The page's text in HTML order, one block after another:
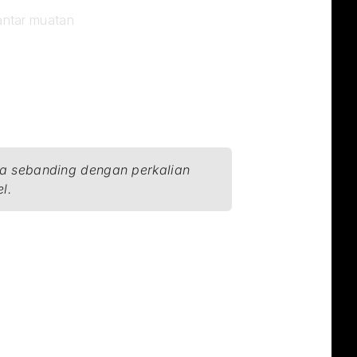
muatan
sebanding dengan perkalian